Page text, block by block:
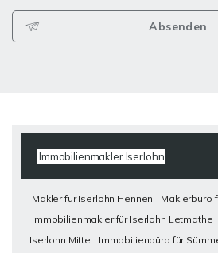
Absenden
Immobilienmakler Iserlohn
Makler für Iserlohn Hennen
Maklerbüro
Immobilienmakler für Iserlohn Letmathe
Iserlohn Mitte
Immobilienbüro für